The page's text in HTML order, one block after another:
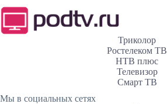
Триколор
Ростелеком ТВ
НТВ плюс
Телевизор
Смарт ТВ
Мы в социальных сетях